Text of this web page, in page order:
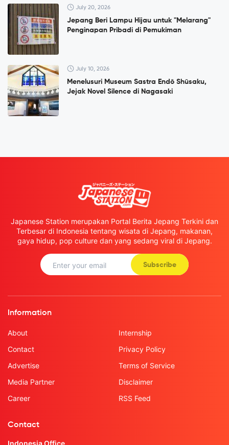
July 20, 2026
Jepang Beri Lampu Hijau untuk "Melarang"
Penginapan Pribadi di Pemukiman
July 10, 2026
Menelusuri Museum Sastra Endō Shūsaku,
Jejak Novel Silence di Nagasaki
Japanese Station merupakan Portal Berita Jepang Terkini dan
Terbesar di Indonesia tentang wisata di Jepang, makanan,
gaya hidup, pop culture dan yang sedang viral di Jepang.
Subscribe
Information
About
Contact
Advertise
Media Partner
Career
Internship
Privacy Policy
Terms of Service
Disclaimer
RSS Feed
Contact
Indonesia Office